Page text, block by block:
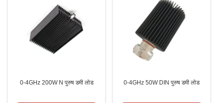
0-4GHz 200W N पुरुष डमी लोड 0-4GHz 50W DIN पुरुष डमी लोड